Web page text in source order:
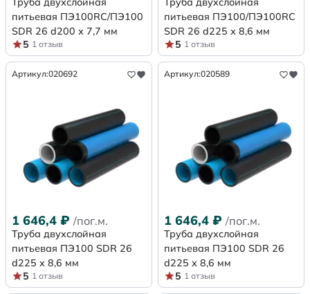
питьевая ПЭ100RC/ПЭ100
SDR 26 d200 х 7,7 мм
5 1 отзыв
питьевая ПЭ100/ПЭ100RC
SDR 26 d225 х 8,6 мм
5 1 отзыв
Артикул:020692
1 646,4 ₽ /пог.м.
Труба двухслойная
питьевая ПЭ100 SDR 26
d225 х 8,6 мм
5 1 отзыв
Артикул:020589
1 646,4 ₽ /пог.м.
Труба двухслойная
питьевая ПЭ100 SDR 26
d225 х 8,6 мм
5 1 отзыв